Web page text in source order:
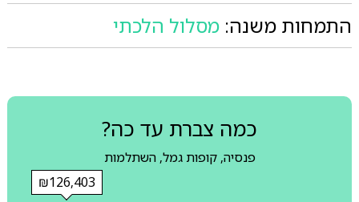
התמחות משנה: מסלול הלכתי
כמה צברת עד כה?
פנסיה, קופות גמל, השתלמות
₪126,403